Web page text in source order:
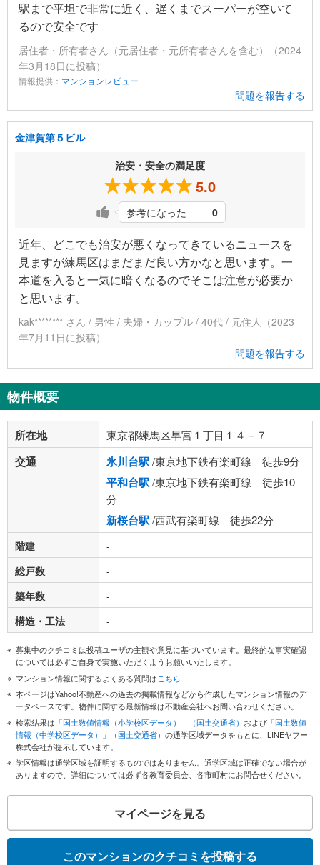
駅まで平坦で非常に近く、遅くまでスーパーが空いて
るので安全です
居住者・所有者さん（元居住者・元所有者さんを含む）（2024
年3月18日に投稿）
情報提供： マンションレビュー
問題を報告する
金津賀第５ビル
治安・安全の満足度
5.0
参考になった 0
近年、どこでも治安が悪くなってきているニュースを
見ますが練馬区はまだまだ良い方かなと思います。一
本道を入ると一気に暗くなるのでそこは注意が必要か
と思います。
kak******** さん / 男性 / 夫婦・カップル / 40代 / 元住人（2023
年7月11日に投稿）
問題を報告する
物件概要
所在地 東京都練馬区早宮１丁目１４－７
交通 氷川台駅/東京地下鉄有楽町線 徒歩9分
平和台駅/東京地下鉄有楽町線 徒歩10
分
新桜台駅/西武有楽町線 徒歩22分
階建
-
総戸数
-
築年数
-
構造・工法
-
募集中のクチコミは投稿ユーザの主観や意見に基づいています。最終的な事実確認
については必ずご自身で実施いただくようお願いいたします。
マンション情報に関するよくある質問はこちら
本ページはYahoo!不動産への過去の掲載情報などから作成したマンション情報のデ
ータベースです。物件に関する最新情報は不動産会社へお問い合わせください。
検索結果は 「国土数値情報（小学校区データ）」（国土交通省） および 「国土数値
情報（中学校区データ）」（国土交通省） の通学区域データをもとに、LINEヤフー
株式会社が提示しています。
学区情報は通学区域を証明するものではありません。通学区域は正確でない場合が
ありますので、詳細については必ず各教育委員会、各市町村にお問合せください。
マイページを見る
このマンションのクチコミを投稿する